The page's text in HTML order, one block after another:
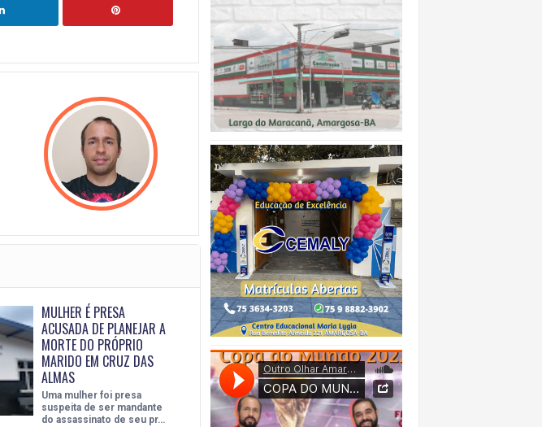
MULHER É PRESA
ACUSADA DE PLANEJAR A
MORTE DO PRÓPRIO
MARIDO EM CRUZ DAS
ALMAS
Uma mulher foi presa
suspeita de ser mandante
do assassinato de seu pr…